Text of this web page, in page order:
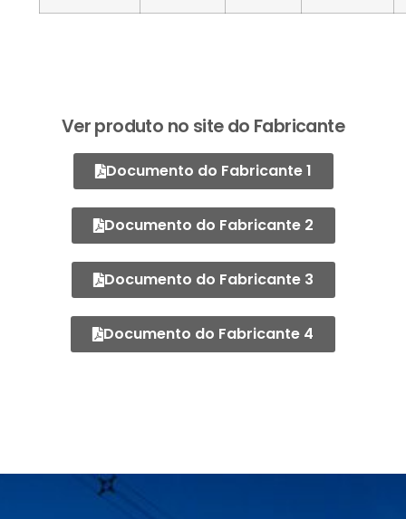
Ver produto no site do Fabricante
Documento do Fabricante 1
Documento do Fabricante 2
Documento do Fabricante 3
Documento do Fabricante 4